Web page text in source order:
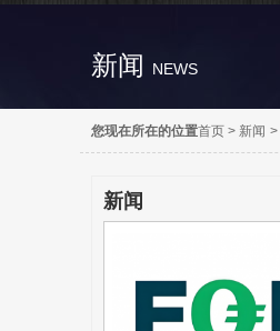
新闻 NEWS
您现在所在的位置首页 > 新闻 >
新闻